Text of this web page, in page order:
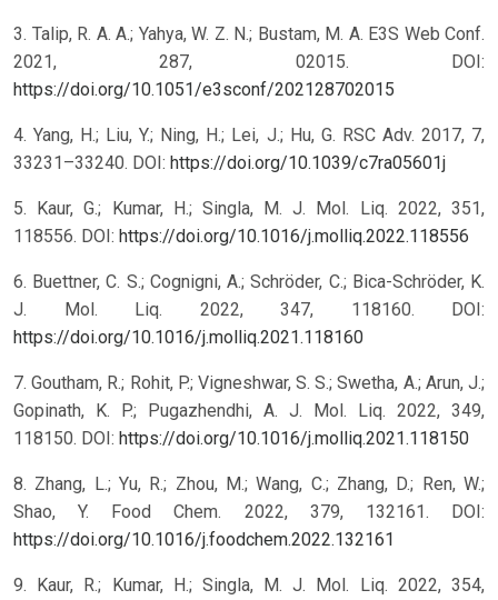
3. Talip, R. A. A.; Yahya, W. Z. N.; Bustam, M. A. E3S Web Conf.
2021, 287, 02015. DOI:
https://doi.org/10.1051/e3sconf/202128702015
4. Yang, H.; Liu, Y.; Ning, H.; Lei, J.; Hu, G. RSC Adv. 2017, 7,
33231–33240. DOI: https://doi.org/10.1039/c7ra05601j
5. Kaur, G.; Kumar, H.; Singla, M. J. Mol. Liq. 2022, 351,
118556. DOI: https://doi.org/10.1016/j.molliq.2022.118556
6. Buettner, C. S.; Cognigni, A.; Schröder, C.; Bica-Schröder, K.
J. Mol. Liq. 2022, 347, 118160. DOI:
https://doi.org/10.1016/j.molliq.2021.118160
7. Goutham, R.; Rohit, P.; Vigneshwar, S. S.; Swetha, A.; Arun, J.;
Gopinath, K. P.; Pugazhendhi, A. J. Mol. Liq. 2022, 349,
118150. DOI: https://doi.org/10.1016/j.molliq.2021.118150
8. Zhang, L.; Yu, R.; Zhou, M.; Wang, C.; Zhang, D.; Ren, W.;
Shao, Y. Food Chem. 2022, 379, 132161. DOI:
https://doi.org/10.1016/j.foodchem.2022.132161
9. Kaur, R.; Kumar, H.; Singla, M. J. Mol. Liq. 2022, 354,